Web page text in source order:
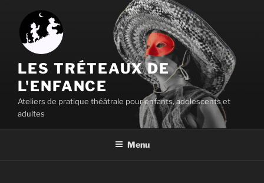
contenu
principal
LES TRÉTEAUX DE
L'ENFANCE
Ateliers de pratique théâtrale pour enfants, adolescents et
adultes
Menu